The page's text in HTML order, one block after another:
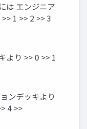
は エンジニア
1 >> 2 >> 3
より >> 0 >> 1
ンデッキより
4 >>